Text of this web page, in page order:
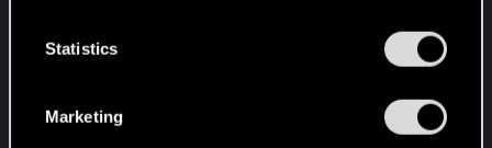
Statistics
Marketing
Что такое Матрица?
Матрица — это голографическая вселенная,
спроецированная на нас теми, кто желает
нами управлять.